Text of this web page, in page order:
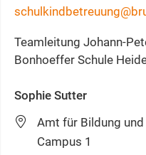
Teamleitung Johann-
Bonhoeffer Schule
Sophie Sutter
Amt für Bildung
Campus 1